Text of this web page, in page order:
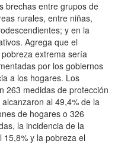
brechas entre grupos de
rurales, entre niñas,
y en la
Agrega que el
extrema sería
por los gobiernos
a los hogares. Los
263 medidas de protección
al 49,4% de la
de hogares o 326
la incidencia de la
y la pobreza el